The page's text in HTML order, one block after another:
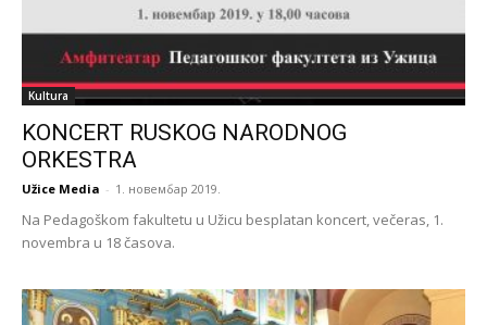
Kultura
KONCERT RUSKOG NARODNOG
ORKESTRA
Užice Media - 1. новембар 2019.
Na Pedagoškom fakultetu u Užicu besplatan koncert, večeras, 1.
novembra u 18 časova.